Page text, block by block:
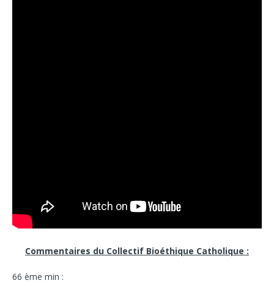
Commentaires du Collectif Bioéthique Catholique :
66 ème min :